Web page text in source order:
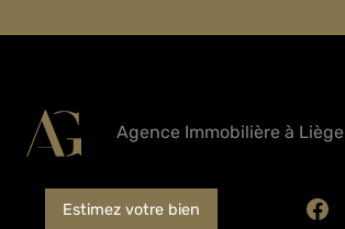
Agence Immobilière à Liège
Estimez votre bien